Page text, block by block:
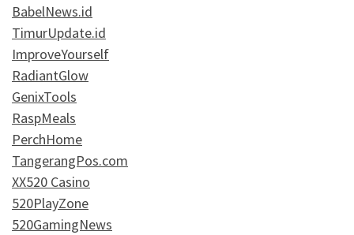
BabelNews.id
TimurUpdate.id
ImproveYourself
RadiantGlow
GenixTools
RaspMeals
PerchHome
TangerangPos.com
XX520 Casino
520PlayZone
520GamingNews